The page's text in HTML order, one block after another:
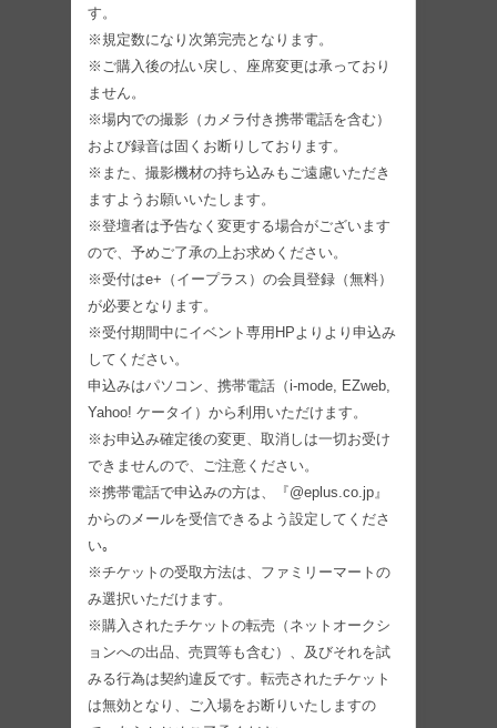
す。
※規定数になり次第完売となります。
※ご購入後の払い戻し、座席変更は承っており
ません。
※場内での撮影（カメラ付き携帯電話を含む）
および録音は固くお断りしております。
※また、撮影機材の持ち込みもご遠慮いただき
ますようお願いいたします。
※登壇者は予告なく変更する場合がございます
ので、予めご了承の上お求めください。
※受付はe+（イープラス）の会員登録（無料）
が必要となります。
※受付期間中にイベント専用HPよりより申込み
してください。
申込みはパソコン、携帯電話（i-mode, EZweb,
Yahoo! ケータイ）から利用いただけます。
※お申込み確定後の変更、取消しは一切お受け
できませんので、ご注意ください。
※携帯電話で申込みの方は、『@eplus.co.jp』
からのメールを受信できるよう設定してくださ
い｡
※チケットの受取方法は、ファミリーマートの
み選択いただけます。
※購入されたチケットの転売（ネットオークシ
ョンへの出品、売買等も含む）、及びそれを試
みる行為は契約違反です。転売されたチケット
は無効となり、ご入場をお断りいたしますの